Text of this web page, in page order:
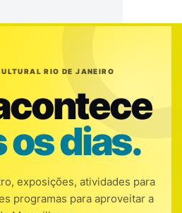
RIO DE JANEIRO
dias.
exposições, atividades para
programas para aproveitar a